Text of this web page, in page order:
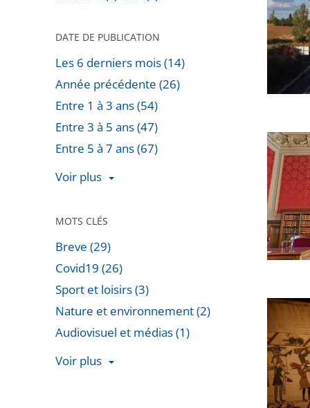
après
DATE DE PUBLICATION
Les 6 derniers mois (14)
Année précédente (26)
Entre 1 à 3 ans (54)
Entre 3 à 5 ans (47)
Entre 5 à 7 ans (67)
Voir plus
MOTS CLÉS
Breve (29)
Covid19 (26)
Sport et loisirs (3)
Nature et environnement (2)
Audiovisuel et médias (1)
Voir plus
A69
:
Conseil
l’arrêt
de
la
CAA
de
reprise
du
projet
Covid-
19
:
retour
en
chiffres
un
an
de
recours
devant
le
Prêt
de
la
de
Bayeux